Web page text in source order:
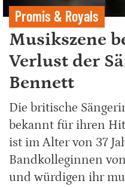
Promis & Royals
Musikszene
Verlust der
Bennett
Die britische
bekannt für ihren
ist im Alter von 37
Bandkolleginnen
und würdigen ihr